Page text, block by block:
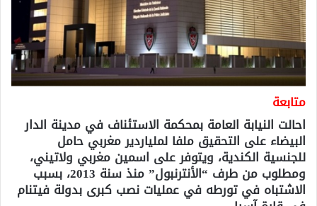
متابعة
احالت النيابة العامة بمحكمة الاستئناف في مدينة الدار
البيضاء على التحقيق ملفا لملياردير مغربي حامل
للجنسية الكندية، ويتوفر على اسمين مغربي ولاتيني،
ومطلوب من طرف “الأنترنبول” منذ سنة 2013، بسبب
الاشتباه في تورطه في عمليات نصب كبرى بدولة فيتنام